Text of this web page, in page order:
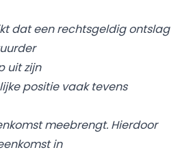
dat een rechtsgeldig ontslag
uit zijn
positie vaak tevens
meebrengt. Hierdoor
in